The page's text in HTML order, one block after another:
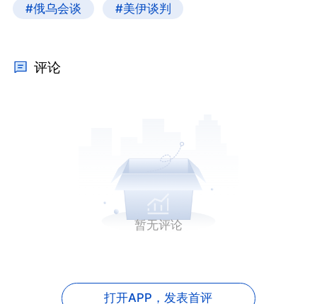
#俄乌会谈 #美伊谈判
评论
暂无评论
打开APP，发表首评